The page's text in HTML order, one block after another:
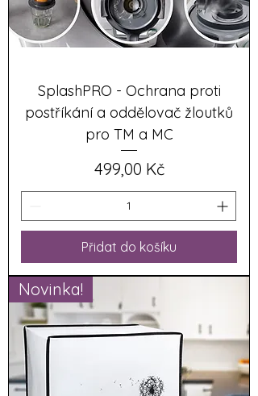
SplashPRO - Ochrana proti
postříkání a oddělovač žloutků
pro TM a MC
Cena
499,00 Kč
Přidat do košíku
Novinka!